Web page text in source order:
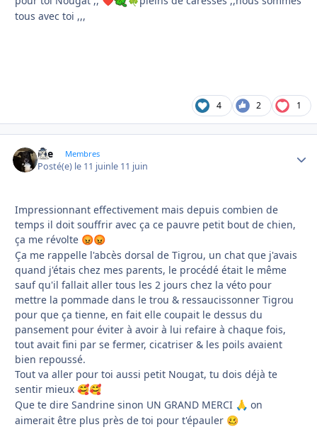
tous avec toi ,,,
4 2 1
Joe Membres
Posté(e) le 11 juinle 11 juin
Impressionnant effectivement mais depuis combien de
temps il doit souffrir avec ça ce pauvre petit bout de chien,
ça me révolte 😡😡
Ça me rappelle l'abcès dorsal de Tigrou, un chat que j'avais
quand j'étais chez mes parents, le procédé était le même
sauf qu'il fallait aller tous les 2 jours chez la véto pour
mettre la pommade dans le trou & ressaucissonner Tigrou
pour que ça tienne, en fait elle coupait le dessus du
pansement pour éviter à avoir à lui refaire à chaque fois,
tout avait fini par se fermer, cicatriser & les poils avaient
bien repoussé.
Tout va aller pour toi aussi petit Nougat, tu dois déjà te
sentir mieux 🥰🥰
Que te dire Sandrine sinon UN GRAND MERCI 🙏 on
aimerait être plus près de toi pour t'épauler 🥴